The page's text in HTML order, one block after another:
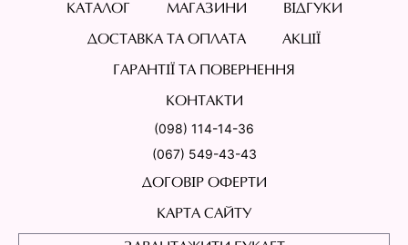
КАТАЛОГ МАГАЗИНИ ВІДГУКИ
ДОСТАВКА ТА ОПЛАТА АКЦІЇ
ГАРАНТІЇ ТА ПОВЕРНЕННЯ
КОНТАКТИ
(098) 114-14-36
(067) 549-43-43
ДОГОВІР ОФЕРТИ
КАРТА САЙТУ